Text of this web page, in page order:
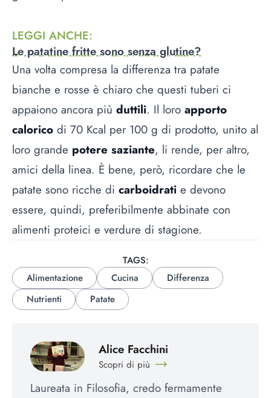
LEGGI ANCHE:
Le patatine fritte sono senza glutine?
Una volta compresa la differenza tra patate
bianche e rosse è chiaro che questi tuberi ci
appaiono ancora più duttili. Il loro apporto
calorico di 70 Kcal per 100 g di prodotto, unito al
loro grande potere saziante, li rende, per altro,
amici della linea. È bene, però, ricordare che le
patate sono ricche di carboidrati e devono
essere, quindi, preferibilmente abbinate con
alimenti proteici e verdure di stagione.
TAGS:
Alimentazione
Cucina
Differenza
Nutrienti
Patate
Alice Facchini
Scopri di più
Laureata in Filosofia, credo fermamente